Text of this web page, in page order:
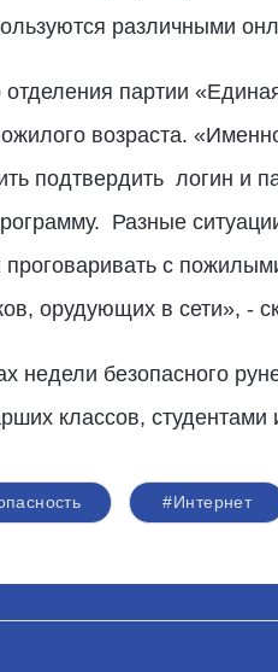
различными
отделения партии
возраста.
подтвердить логин и
Разные
с
орудующих в сети», -
недели безопасного
классов,
#Интернет